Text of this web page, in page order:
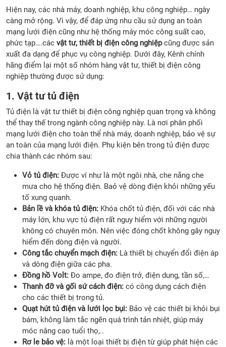
Hiện nay, các nhà máy, doanh nghiệp, khu công nghiệp… ngày
càng mở rộng. Vì vậy, để đáp ứng nhu cầu sử dụng an toàn
mạng lưới điện cũng như hệ thống máy móc công suất cao,
phức tạp….các vật tư, thiết bị điện công nghiệpcũng được sản
xuất đa dạng để phục vụ công nghiệp. Dưới đây, Kênh chính
hãng điểm lại một số nhóm hàng vật tư, thiết bị điện công
nghiệp thường được sử dụng:
1. Vật tư tủ điện
Tủ điện là vật tư thiết bị điện công nghiệp quan trọng và không
thể thay thế trong ngành công nghiệp này. Là nơi phân phối
mạng lưới điện cho toàn thể nhà máy, doanh nghiệp, bảo vệ sự
an toàn của mạng lưới điện. Phụ kiện bên trong tủ điện được
chia thành các nhóm sau:
Vỏ tủ điện: Được ví như là một ngôi nhà, che nắng che
mưa cho hệ thống điện. Baỏ vệ dòng điện khỏi những yếu
tố xung quanh.
Bản lề và khóa tủ điện: Khóa chốt tủ điện, đối với các nhà
máy lớn, khu vực tủ điện rất nguy hiểm với những người
không có chuyên môn. Nên việc đóng chốt không gây nguy
hiểm đến dòng điện và người.
Công tắc chuyển mạch điện: Là thiết bị chuyển đổi điện áp
và dòng điện giữa các pha.
Đồng hồ Volt: Đo ampe, đo điện trở, điện dung, tần số,…
Thanh đỡ và gối sứ cách điện: có công dụng cách điện
cho các thiết bị trong tủ.
Quạt hút tủ điện và lưới lọc bụi: Bảo vệ các thiết bị khỏi bụi
bám, không làm tắc ngẽn quá trình tản nhiệt, giúp máy
móc nâng cao tuổi thọ,..
Rơ le bảo vệ: là một loại thiết bị điện từ giúp phát hiện các